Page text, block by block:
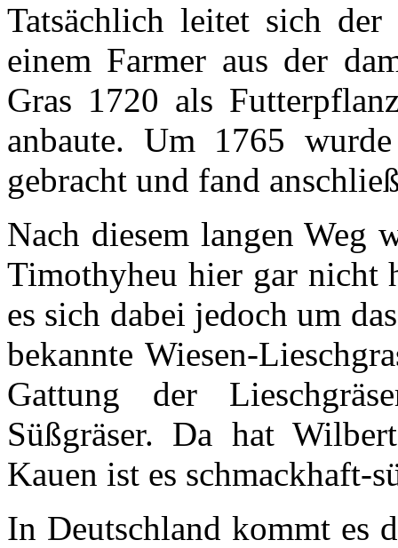
Tatsächlich leitet sich
einem Farmer aus der
Gras 1720 als
anbaute. Um 1765
gebracht und fand
Nach diesem langen Weg
Timothyheu hier gar nicht
es sich dabei jedoch um
bekannte Wiesen-
Gattung der
Süßgräser. Da hat
Kauen ist es schmackhaft-
In Deutschland kommt es